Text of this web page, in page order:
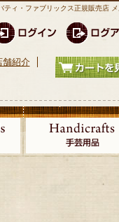
ティ・ファブリックス正規販売店
舗紹介